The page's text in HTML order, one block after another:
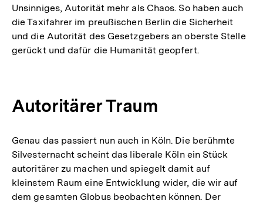
Unsinniges, Autorität mehr als Chaos. So haben auch
die Taxifahrer im preußischen Berlin die Sicherheit
und die Autorität des Gesetzgebers an oberste Stelle
gerückt und dafür die Humanität geopfert.
Autoritärer Traum
Genau das passiert nun auch in Köln. Die berühmte
Silvesternacht scheint das liberale Köln ein Stück
autoritärer zu machen und spiegelt damit auf
kleinstem Raum eine Entwicklung wider, die wir auf
dem gesamten Globus beobachten können. Der